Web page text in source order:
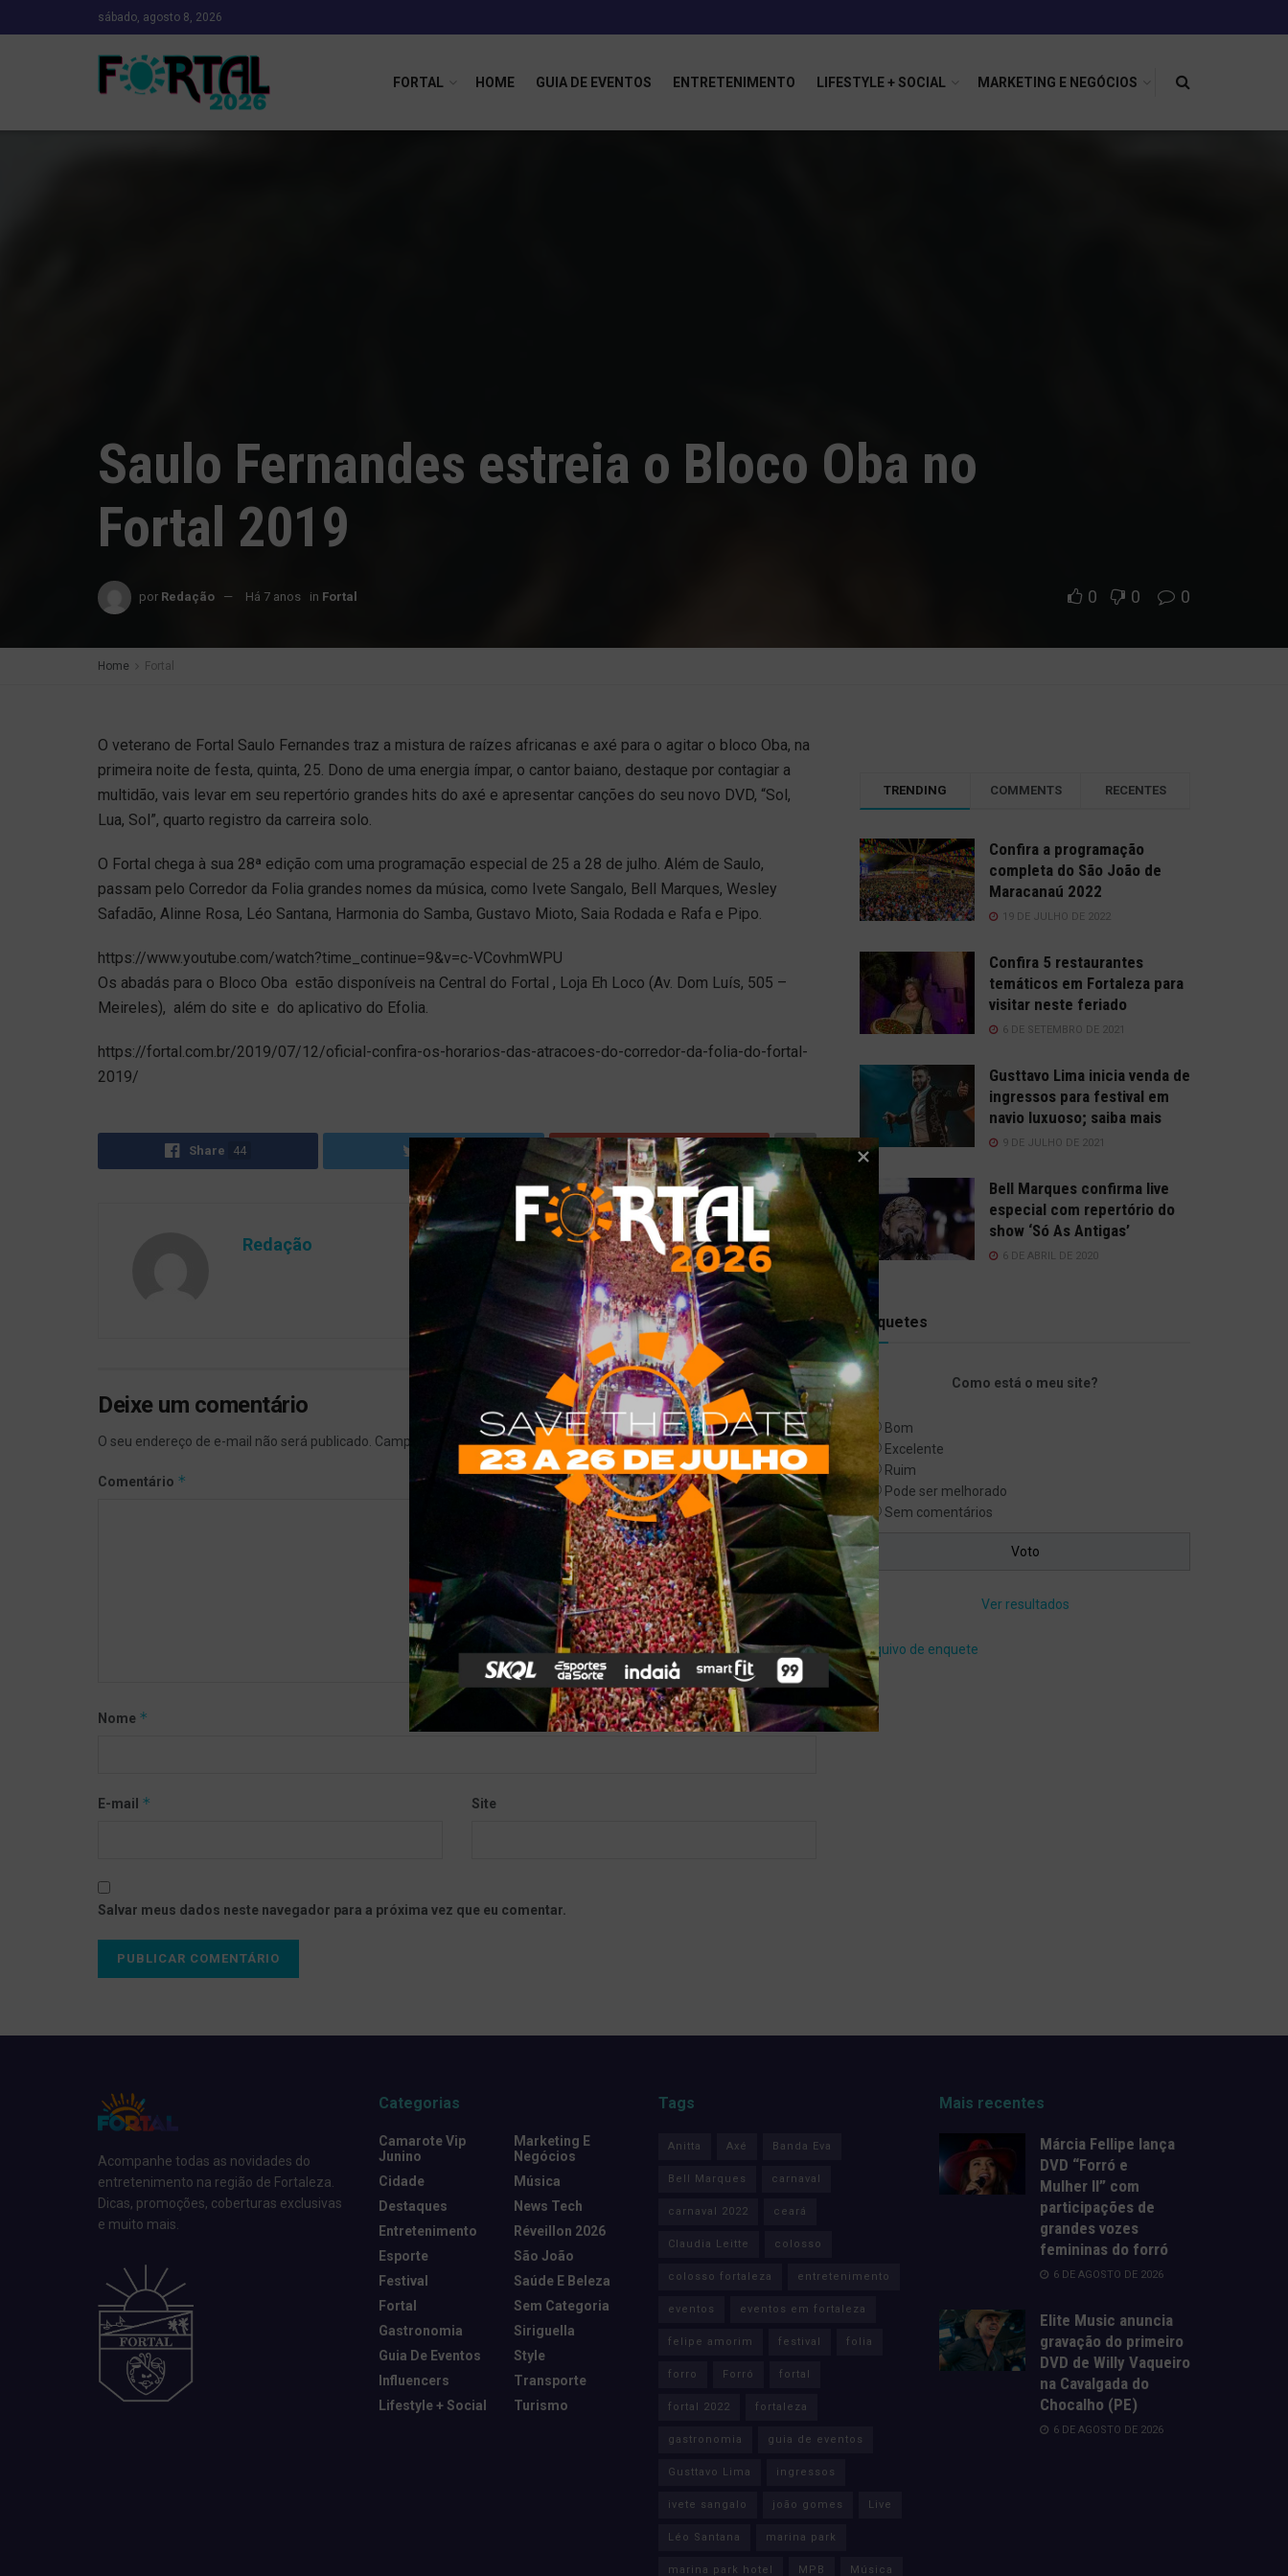
sábado, agosto 8, 2026
FORTAL HOME GUIA DE EVENTOS ENTRETENIMENTO LIFESTYLE + SOCIAL MARKETING E NEGÓCIOS
Saulo Fernandes estreia o Bloco Oba no
Fortal 2019
por Redação Há 7 anos in Fortal 0 0 0
Home Fortal
O veterano de Fortal Saulo Fernandes traz a mistura de raízes africanas e axé para o agitar o bloco Oba, na
primeira noite de festa, quinta, 25. Dono de uma energia ímpar, o cantor baiano, destaque por contagiar a
multidão, vais levar em seu repertório grandes hits do axé e apresentar canções do seu novo DVD, “Sol,
Lua, Sol”, quarto registro da carreira solo.
O Fortal chega à sua 28ª edição com uma programação especial de 25 a 28 de julho. Além de Saulo,
passam pelo Corredor da Folia grandes nomes da música, como Ivete Sangalo, Bell Marques, Wesley
Safadão, Alinne Rosa, Léo Santana, Harmonia do Samba, Gustavo Mioto, Saia Rodada e Rafa e Pipo.
https://www.youtube.com/watch?time_continue=9&v=c-VCovhmWPU
Os abadás para o Bloco Oba estão disponíveis na Central do Fortal , Loja Eh Loco (Av. Dom Luís, 505 –
Meireles), além do site e do aplicativo do Efolia.
https://fortal.com.br/2019/07/12/oficial-confira-os-horarios-das-atracoes-do-corredor-da-folia-do-fortal-
2019/
Share 44 Tweet Share
Redação
Deixe um comentário
O seu endereço de e-mail não será publicado. Campos obrigatórios são marcados com*
Comentário *
Nome *
E-mail * Site
Salvar meus dados neste navegador para a próxima vez que eu comentar.
TRENDING COMMENTS RECENTES
Confira a programação
completa do São João de
Maracanaú 2022
19 DE JULHO DE 2022
Confira 5 restaurantes
temáticos em Fortaleza para
visitar neste feriado
6 DE SETEMBRO DE 2021
Gusttavo Lima inicia venda de
ingressos para festival em
navio luxuoso; saiba mais
9 DE JULHO DE 2021
Bell Marques confirma live
especial com repertório do
show ‘Só As Antigas’
6 DE ABRIL DE 2020
Enquetes
Como está o meu site?
Bom
Excelente
Ruim
Pode ser melhorado
Sem comentários
Ver resultados
Arquivo de enquete
Acompanhe todas as novidades do
entretenimento na região de Fortaleza.
Dicas, promoções, coberturas exclusivas
e muito mais.
Categorias
Camarote Vip
Junino
Cidade
Destaques
Entretenimento
Esporte
Festival
Fortal
Gastronomia
Guia De Eventos
Influencers
Lifestyle + Social
Marketing E
Negócios
Música
News Tech
Réveillon 2026
São João
Saúde E Beleza
Sem Categoria
Siriguella
Style
Transporte
Turismo
Tags
Anitta Axé Banda Eva
Bell Marques carnaval
carnaval 2022 ceará
Claudia Leitte colosso
colosso fortaleza entretenimento
eventos eventos em fortaleza
felipe amorim festival folia
forro Forró fortal
fortal 2022 fortaleza
gastronomia guia de eventos
Gusttavo Lima ingressos
ivete sangalo joão gomes Live
Léo Santana marina park
marina park hotel MPB Música
Mais recentes
Márcia Fellipe lança
DVD “Forró e
Mulher II” com
participações de
grandes vozes
femininas do forró
6 DE AGOSTO DE 2026
Elite Music anuncia
gravação do primeiro
DVD de Willy Vaqueiro
na Cavalgada do
Chocalho (PE)
6 DE AGOSTO DE 2026